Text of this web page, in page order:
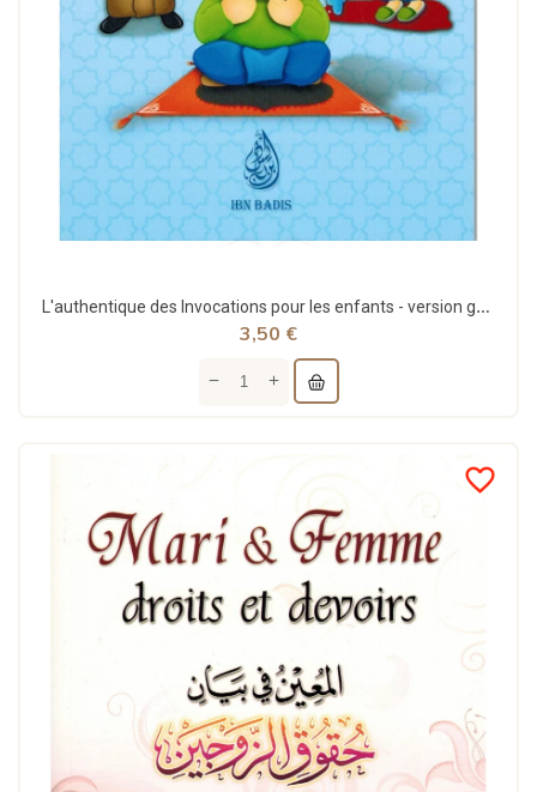
L'authentique des Invocations pour les enfants - version garçon - Ibn Badis
3,50 €
favorite_border